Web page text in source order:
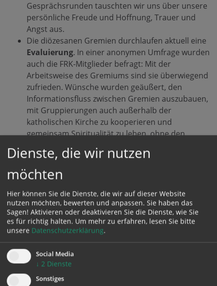
Gesprächsrunden tauschten wir uns über unsere
persönliche Freude und Hoffnung, Trauer und
Angst aus.
Die diözesanen Gremien durchlaufen aktuell eine
Evaluierung. In einer anonymen Umfrage wurden
auch die FRK-Mitglieder befragt: Mit der
Arbeitsweise des Gremiums sind sie überwiegend
zufrieden. Wünsche wurden geäußert, den
Informationsfluss zwischen Gremien auszubauen,
mit Gruppierungen auch außerhalb der
katholischen Kirche zu kooperieren und
gemeinsam Spiritualität zu leben, ohne den
Auftrag als Arbeitsgremium zu
vernachlässigen. Verbesserungsbedarf gibt es in
den Ressourcen, die der FRK zur Verfügung
gestellt werden.
Am Nachmittag gab es einenImpulsvortrag zum
Thema "Gerechte Teilhabe" mitUniv.-Prof.in
Dr.in Ines Weber(Professorin für Christliche
Persönlichkeitsbildung an der
Universität Salzburg und ehemaliges FRK-
Mitglied). Sie spannte den Bogen von Frauen in
der Kirchengeschichte über sich verändernde
Rollenbilder in verschiedenen Lebens- und
Dienste, die wir nutzen
möchten
Hier können Sie die Dienste, die wir auf dieser Website
nutzen möchten, bewerten und anpassen. Sie haben das
Sagen! Aktivieren oder deaktivieren Sie die Dienste, wie Sie
es für richtig halten. Um mehr zu erfahren, lesen Sie bitte
unsere Datenschutzerklärung.
Social Media
↓ 2 Dienste
Sonstiges